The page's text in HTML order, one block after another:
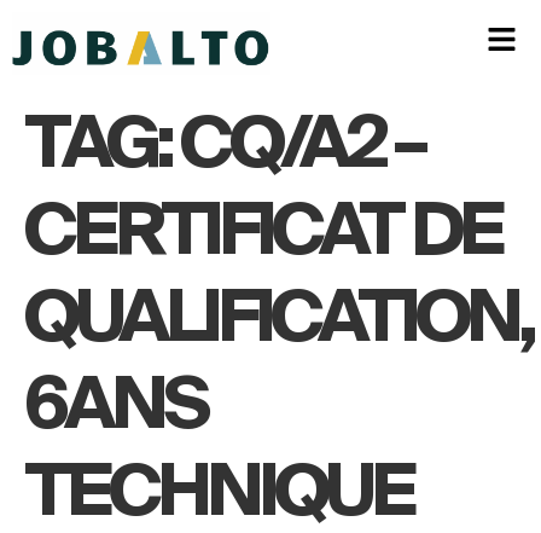
TAG:CQ/A2 –
CERTIFICAT DE
QUALIFICATION,
6ANS
TECHNIQUE